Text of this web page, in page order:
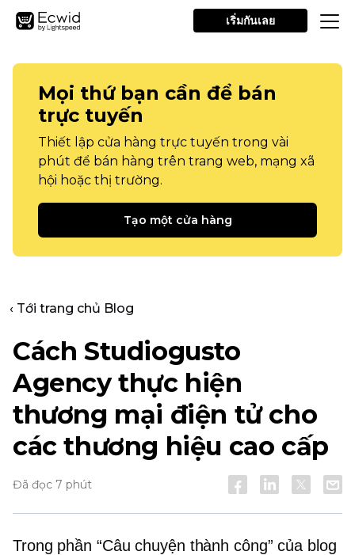
เริ่มกันเลย
Mọi thứ bạn cần để bán
trực tuyến
Thiết lập cửa hàng trực tuyến trong vài
phút để bán hàng trên trang web, mạng xã
hội hoặc thị trường.
Tạo một cửa hàng
‹ Tới trang chủ Blog
Cách Studiogusto
Agency thực hiện
thương mại điện tử cho
các thương hiệu cao cấp
Đã đọc 7 phút
Trong phần “Câu chuyện thành công” của blog